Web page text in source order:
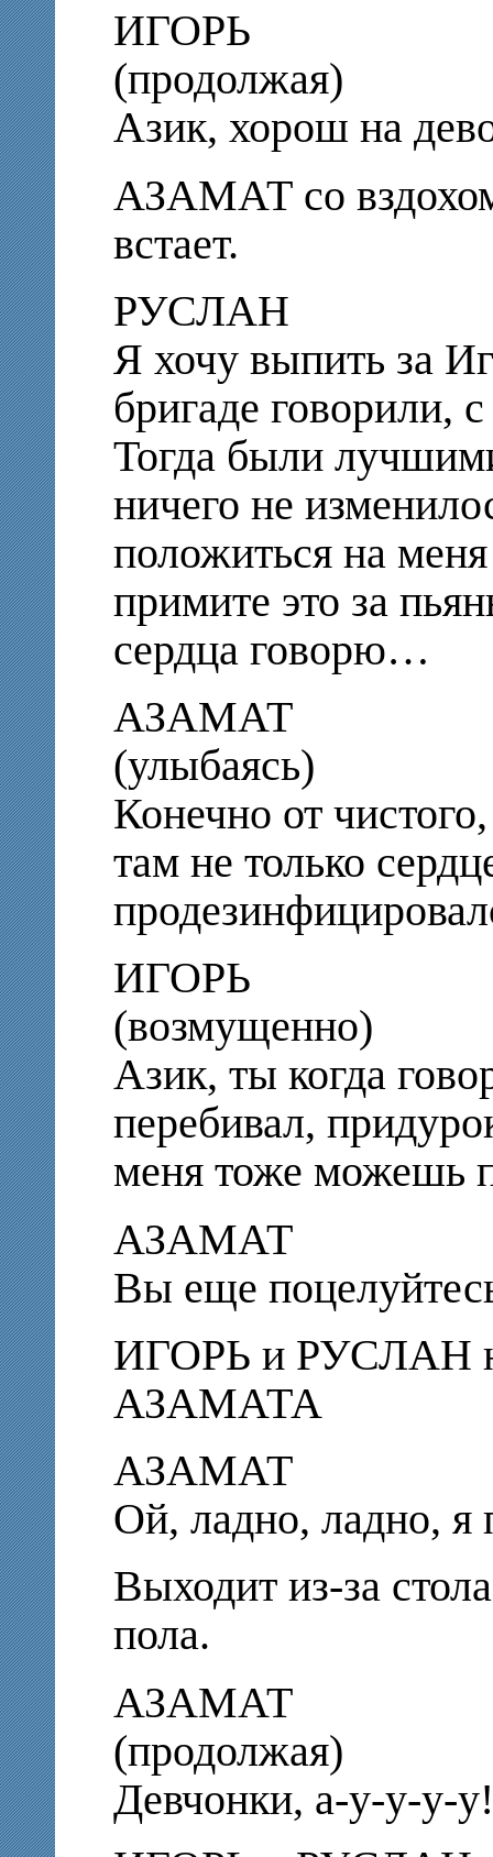
ИГОРЬ
(продолжая)
Азик, хорош на
АЗАМАТ со
встает.
РУСЛАН
Я хочу выпить за
бригаде говорили,
Тогда были
ничего не
положиться на
примите это за
сердца говорю…
АЗАМАТ
(улыбаясь)
Конечно от
там не только
ИГОРЬ
(возмущенно)
Азик, ты когда
перебивал,
меня тоже можешь
АЗАМАТ
Вы еще
ИГОРЬ и РУСЛАН
АЗАМАТА
АЗАМАТ
Ой, ладно, ладно,
Выходит из-за
пола.
АЗАМАТ
(продолжая)
Девчонки, а-у-у-у-